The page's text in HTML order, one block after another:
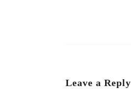
Leave a Reply